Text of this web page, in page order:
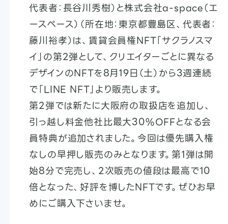
代表者：長谷川秀樹）と株式会社a-space（エ
ースペース）（所在地：東京都豊島区、代表者：
藤川裕孝）は、賃貸会員権NFT「サクラノスマ
イ」の第2弾として、クリエイターごとに異なる
デザインのNFTを8月19日（土）から3週連続
で「LINE NFT」より販売します。
第2弾では新たに大阪府の取扱店を追加し、
引っ越し料金他社比最大30%OFFとなる会
員特典が追加されました。今回は優先購入権
なしの早押し販売のみとなります。第1弾は開
始8分で完売し、2次販売の値段は最高で10
倍となった、好評を博したNFTです。ぜひお早
めにご購入下さいませ。